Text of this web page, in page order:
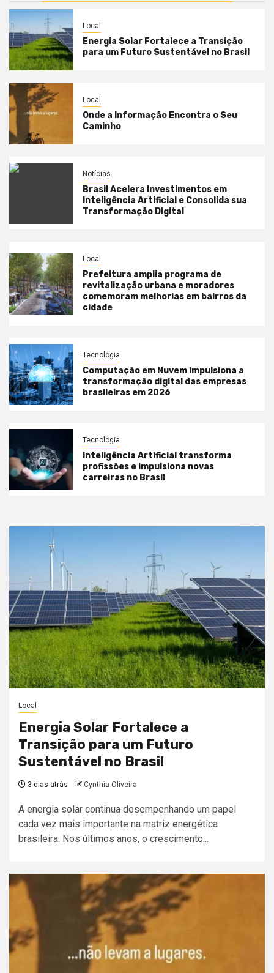
Local
Energia Solar Fortalece a Transição
para um Futuro Sustentável no Brasil
Local
Onde a Informação Encontra o Seu
Caminho
Notícias
Brasil Acelera Investimentos em
Inteligência Artificial e Consolida sua
Transformação Digital
Local
Prefeitura amplia programa de
revitalização urbana e moradores
comemoram melhorias em bairros da
cidade
Tecnologia
Computação em Nuvem impulsiona a
transformação digital das empresas
brasileiras em 2026
Tecnologia
Inteligência Artificial transforma
profissões e impulsiona novas
carreiras no Brasil
Local
Energia Solar Fortalece a
Transição para um Futuro
Sustentável no Brasil
3 dias atrás Cynthia Oliveira
A energia solar continua desempenhando um papel
cada vez mais importante na matriz energética
brasileira. Nos últimos anos, o crescimento...